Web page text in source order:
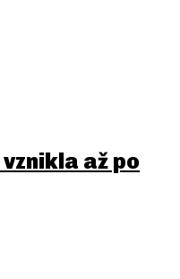
až po